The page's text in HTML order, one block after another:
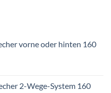
vorne oder hinten 160
2-Wege-System 160